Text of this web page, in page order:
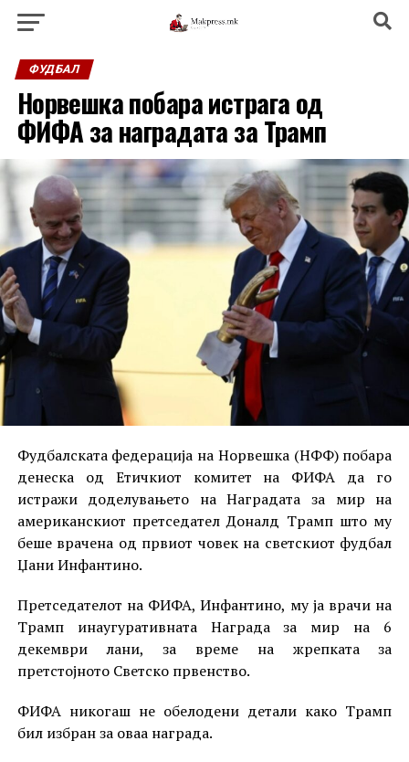
ФУДБАЛ
Норвешка побара истрага од
ФИФА за наградата за Трамп
Фудбалската федерација на Норвешка (НФФ) побара
денеска од Етичкиот комитет на ФИФА да го
истражи доделувањето на Наградата за мир на
американскиот претседател Доналд Трамп што му
беше врачена од првиот човек на светскиот фудбал
Џани Инфантино.
Претседателот на ФИФА, Инфантино, му ја врачи на
Трамп инаугуративната Награда за мир на 6
декември лани, за време на жрепката за
претстојното Светско првенство.
ФИФА никогаш не обелодени детали како Трамп
бил избран за оваа награда.